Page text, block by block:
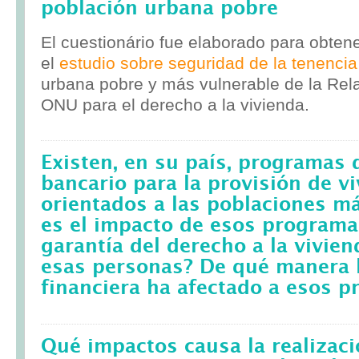
población urbana pobre
El cuestionário fue elaborado para
el estudio sobre seguridad de la tenencia
urbana pobre y más vulnerable de la
ONU para el derecho a la vivienda.
Existen, en su país, programas
bancario para la provisión de
orientados a las poblaciones
es el impacto de esos
garantía del derecho a la
esas personas? De qué
financiera ha afectado a esos
Qué impactos causa la